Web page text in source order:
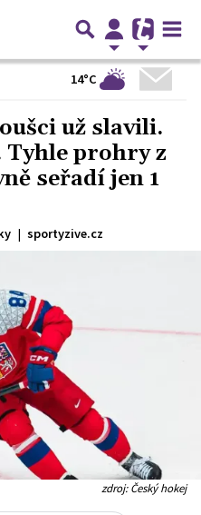
14°C
už slavili.
Tyhle prohry z
seřadí jen 1
| sportyzive.cz
zdroj: Český hokej